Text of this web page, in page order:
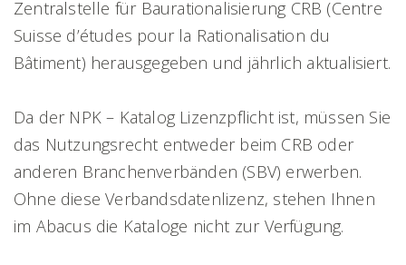
Zentralstelle für Baurationalisierung CRB (Centre
Suisse d’études pour la Rationalisation du
Bâtiment) herausgegeben und jährlich aktualisiert.
Da der NPK – Katalog Lizenzpflicht ist, müssen Sie
das Nutzungsrecht entweder beim CRB oder
anderen Branchenverbänden (SBV) erwerben.
Ohne diese Verbandsdatenlizenz, stehen Ihnen
im Abacus die Kataloge nicht zur Verfügung.